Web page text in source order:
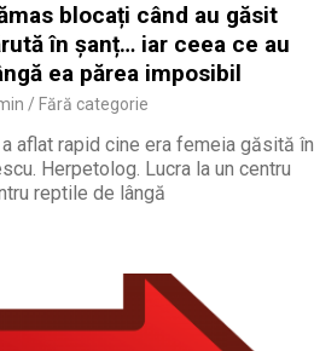
blocați când au găsit
în șanț… iar ceea ce au
ea părea imposibil
Fără categorie
aflat rapid cine era femeia găsită în
Herpetolog. Lucra la un centru
reptile de lângă